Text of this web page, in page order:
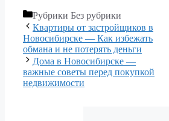
Рубрики Без рубрики
Квартиры от застройщиков в
Новосибирске — Как избежать
обмана и не потерять деньги
Дома в Новосибирске —
важные советы перед покупкой
недвижимости